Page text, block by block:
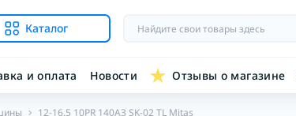
Каталог
и оплата Новости Отзывы о магазине
12-16.5 10PR 140A3 SK-02 TL Mitas